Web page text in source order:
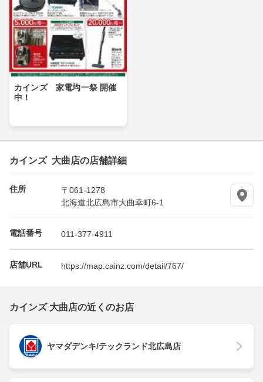
カインズ 家電均一祭 開催
中！
カインズ 大曲店の店舗詳細
住所
〒061-1278
北海道北広島市大曲幸町6-1
電話番号 011-377-4911
店舗URL https://map.cainz.com/detail/767/
カインズ 大曲店の近くのお店
ヤマダデンキ/テックランド北広島店